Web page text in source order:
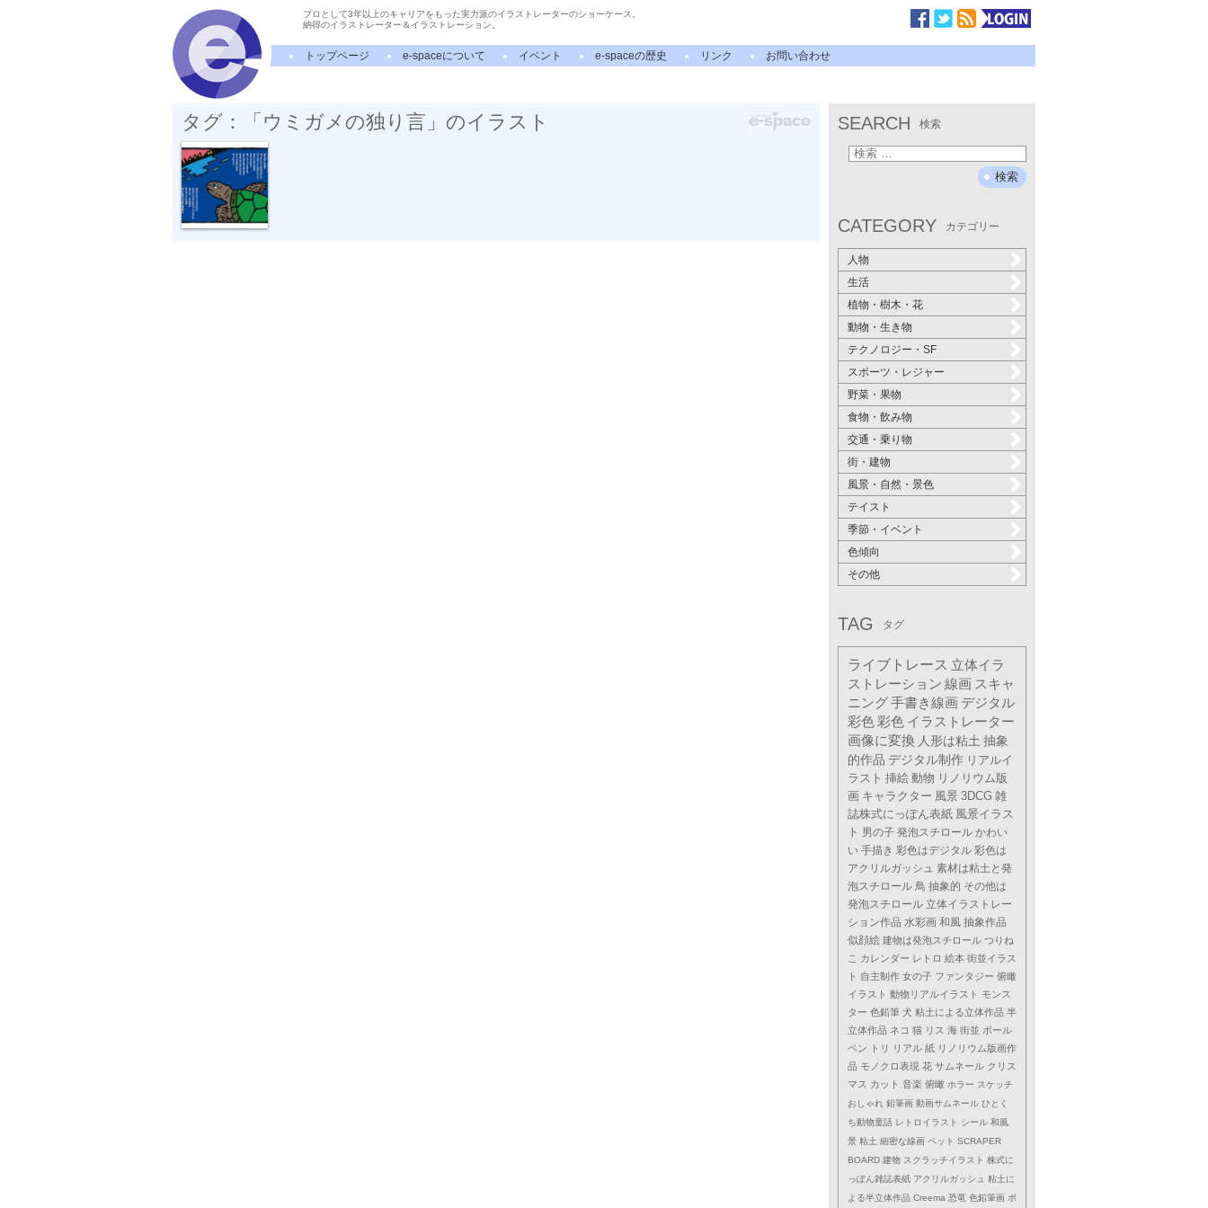
プロとして3年以上のキャリアをもった実力派のイラストレーターのショーケース。
納得のイラストレーター＆イラストレーション。
トップページ e-spaceについて イベント e-spaceの歴史 リンク お問い合わせ
タグ：「ウミガメの独り言」のイラスト
ウラシマ SEARCH 検索
CATEGORY カテゴリー
人物
生活
植物・樹木・花
動物・生き物
テクノロジー・SF
スポーツ・レジャー
野菜・果物
食物・飲み物
交通・乗り物
街・建物
風景・自然・景色
テイスト
季節・イベント
色傾向
その他
TAG タグ
ライブトレース 立体イラ
ストレーション 線画 スキャ
ニング手書き線画 デジタル
彩色彩色 イラストレーター
画像に変換 人形は粘土 抽象
的作品 デジタル制作 リアルイ
ラスト 挿絵 動物 リノリウム版
画 キャラクター 風景 3DCG 雑
誌株式にっぽん表紙 風景イラス
ト 男の子 発泡スチロール かわい
い 手描き 彩色はデジタル 彩色は
アクリルガッシュ 素材は粘土と発
泡スチロール 鳥 抽象的 その他は
発泡スチロール 立体イラストレー
ション作品 水彩画 和風 抽象作品
似顔絵 建物は発泡スチロール つりね
こ カレンダー レトロ 絵本 街並イラス
ト 自主制作 女の子 ファンタジー 俯瞰
イラスト 動物リアルイラスト モンス
ター 色鉛筆 犬 粘土による立体作品 半
立体作品 ネコ 猫 リス 海 街並 ボール
ペン
トリ リアル 紙 リノリウム版画作
品 モノクロ表現 花 サムネール クリス
マス カット 音楽 俯瞰 ホラー スケッチ
おしゃれ 鉛筆画 動画サムネール ひとく
ち動物童話 レトロイラスト シール 和風
景 粘土 細密な線画 ペット SCRAPER
BOARD 建物 スクラッチイラスト 株式に
っぽん雑誌表紙 アクリルガッシュ 粘土に
よる半立体作品 Creema 恐竜 色鉛筆画 ポ